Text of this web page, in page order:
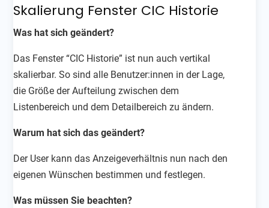
Skalierung Fenster CIC Historie
Was hat sich geändert?
Das Fenster “CIC Historie” ist nun auch vertikal
skalierbar.So sind alle Benutzer:innen in der Lage,
die Größe der Aufteilung zwischen dem
Listenbereich und dem Detailbereich zu ändern.
Warum hat sich das geändert?
Der User kann das Anzeigeverhältnis nun nach den
eigenen Wünschen bestimmen und festlegen.
Was müssen Sie beachten?